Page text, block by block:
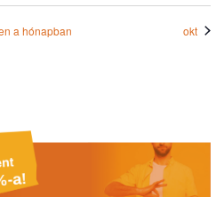
a hónapban okt